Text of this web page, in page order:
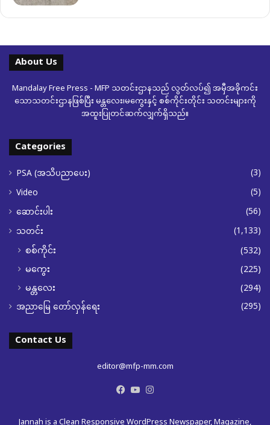
About Us
Mandalay Free Press - MFP သတင်းဌာနသည် လွတ်လပ်၍ အမှီအခိုကင်း
သောသတင်းဌာနဖြစ်ပြီး မန္တလေး၊မကွေးနှင့် စစ်ကိုင်းတိုင်း သတင်းများကို
အထူးပြုတင်ဆက်လျှက်ရှိသည်။
Categories
PSA (အသိပညာပေး)
(3)
Video
(5)
ဆောင်းပါး
(56)
သတင်း
(1,133)
စစ်ကိုင်း
(532)
မကွေး
(225)
မန္တလေး
(294)
အညာမြေ တော်လှန်ရေး (295)
Contact Us
editor@mfp-mm.com
Facebook
YouTube